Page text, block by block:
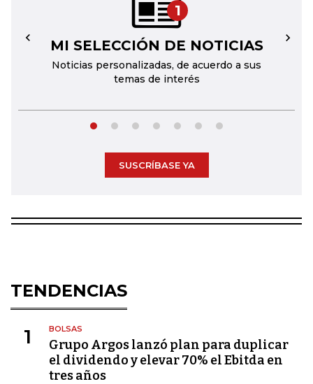
1
MI SELECCIÓN DE NOTICIAS
Noticias personalizadas, de acuerdo a sus
temas de interés
← →
SUSCRÍBASE YA
TENDENCIAS
1 BOLSAS
Grupo Argos lanzó plan para duplicar
el dividendo y elevar 70% el Ebitda en
tres años